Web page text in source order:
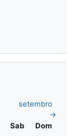
setembro
→
Sábado
Sab Domingo
Dom